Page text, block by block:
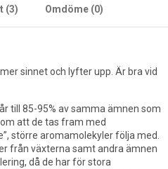
(3) Omdöme (0)
sinnet och lyfter upp. Är bra vid
till 85-95% av samma ämnen som
att de tas fram med
större aromamolekyler följa med.
från växterna samt andra ämnen
då de har för stora